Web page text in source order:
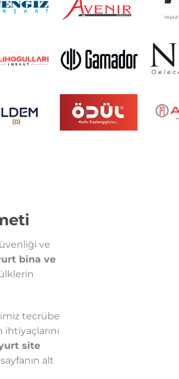
ve
bina ve
tecrübe
site
alt